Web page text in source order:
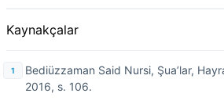
Kaynakçalar
Bediüzzaman Said Nursi, Şua’lar,
2016, s. 106.